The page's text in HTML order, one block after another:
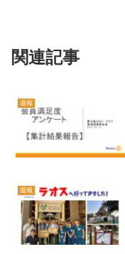
関連記事
週報
週報